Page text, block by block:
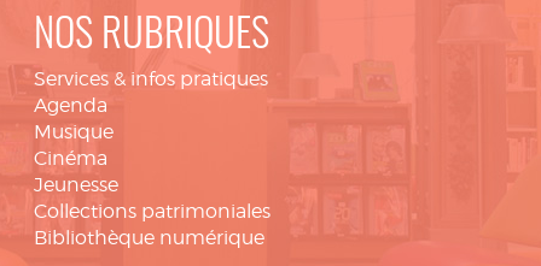
NOS RUBRIQUES
Services & infos pratiques
Agenda
Musique
Cinéma
Jeunesse
Collections patrimoniales
Bibliothèque numérique